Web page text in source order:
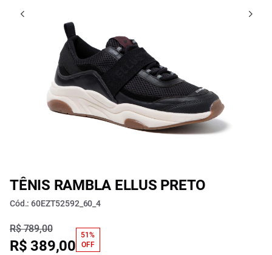
TÊNIS RAMBLA ELLUS PRETO
Cód.: 60EZT52592_60_4
R$ 789,00
R$ 389,00
51%
OFF